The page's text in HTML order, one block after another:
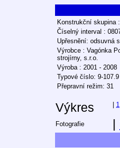
Konstrukční skupina
Číselný interval :
Upřesnění: odsuvná
Výrobce : Vagónka
strojírny, s.r.o.
Výroba : 2001 - 2008
Typové číslo: 9-107.9
Přepravní režim: 31
Výkres 1
Fotografie